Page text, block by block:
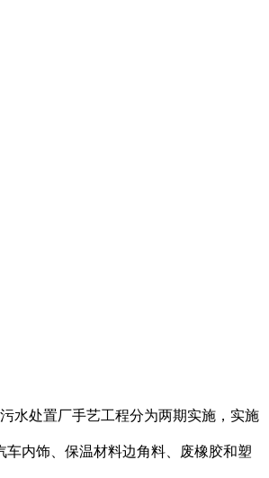
水处置厂手艺工程分为两期实施，实施
内饰、保温材料边角料、废橡胶和塑